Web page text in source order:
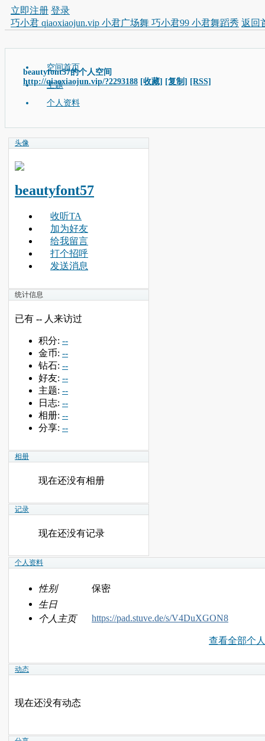
立即注册 登录
巧小君 qiaoxiaojun.vip 小君广场舞 巧小君99 小君舞蹈秀 返回
beautyfont57的个人空间
http://qiaoxiaojun.vip/?2293188 [收藏] [复制] [RSS]
空间首页
主题
个人资料
头像
beautyfont57
收听TA
加为好友
给我留言
打个招呼
发送消息
统计信息
已有 -- 人来访过
积分: --
金币: --
钻石: --
好友: --
主题: --
日志: --
相册: --
分享: --
相册
现在还没有相册
记录
现在还没有记录
个人资料
性别
保密
生日
个人主页
https://pad.stuve.de/s/V4DuXGON8
查看全部个
动态
现在还没有动态